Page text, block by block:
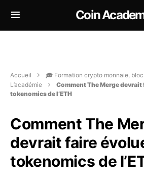
Coin
Accueil
🎓 Formation crypto monnaie,
L’académie
Comment The Merge
tokenomics de l’ETH
Comment The
devrait faire
tokenomics de